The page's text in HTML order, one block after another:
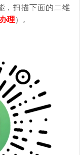
，扫描下面的二维
理）。